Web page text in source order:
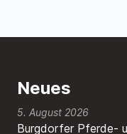
Neues
Burgdorfer Pferde-
5. August 2026